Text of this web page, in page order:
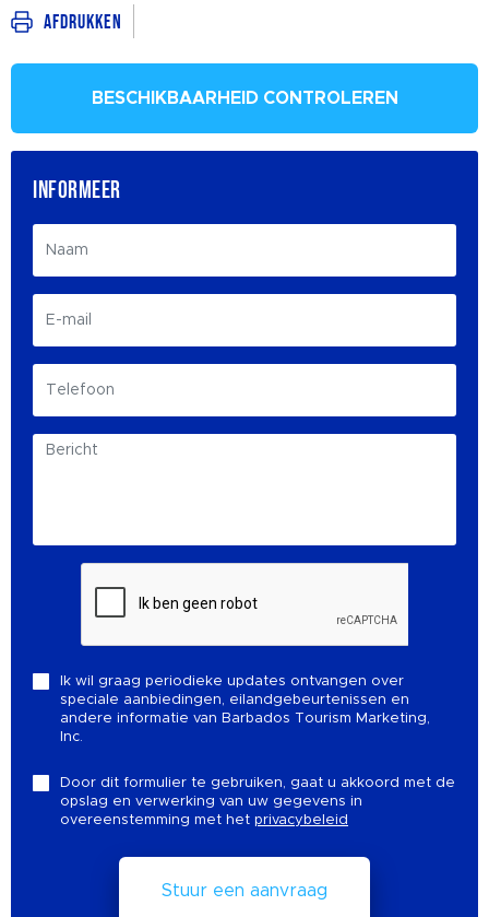
Afdrukken
BESCHIKBAARHEID CONTROLEREN
INFORMEER
Ik wil graag periodieke updates ontvangen over
speciale aanbiedingen, eilandgebeurtenissen en
andere informatie van Barbados Tourism Marketing,
Inc.
Door dit formulier te gebruiken, gaat u akkoord met de
opslag en verwerking van uw gegevens in
overeenstemming met het privacybeleid